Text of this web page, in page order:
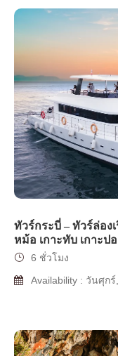
ทัวร์กระบี่ – ทัวร์ล่อง
หม้อ เกาะทับ เกาะป
6 ชั่วโมง
Availability : วันศุก